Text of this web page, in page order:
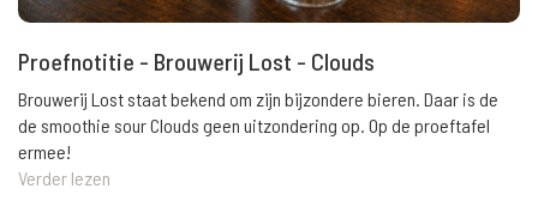
Proefnotitie - Brouwerij Lost - Clouds
Brouwerij Lost staat bekend om zijn bijzondere bieren. Daar is de
de smoothie sour Clouds geen uitzondering op. Op de proeftafel
ermee!
Verder lezen